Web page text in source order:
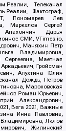
Телеканал
Фактограф,
Пономарев Лев
Маркелов Сергей
Апахончич Дарья
СМИ, VTimes.io,
Маняхин Петр
Владимировна,
Маетная
Гройсман
Апухтина Юлия
Дождь, Петров
Мароховская
Роман Юрьевич,
Александрович,
Вега 2021, Важные
Инна Павловна,
Лютов
Жилинский